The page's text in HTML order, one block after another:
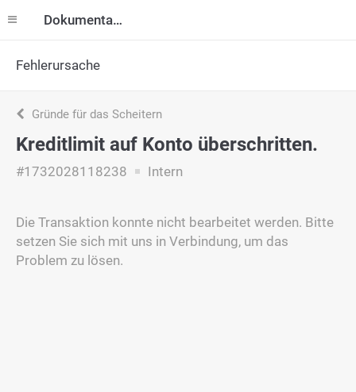
Dokumentation
Fehlerursache
Gründe für das Scheitern
Kreditlimit auf Konto überschritten.
#1732028118238 Intern
Die Transaktion konnte nicht bearbeitet werden. Bitte
setzen Sie sich mit uns in Verbindung, um das
Problem zu lösen.